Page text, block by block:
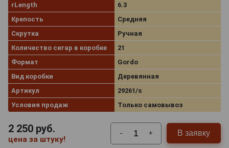
rLength
6.3
Крепость
Средняя
Скрутка
Ручная
Количество сигар в коробке
21
Формат
Gordo
Вид коробки
Деревянная
Артикул
29261/s
Условия продаж
Только самовывоз
2 250 руб.
цена за штуку!
- + В заявку